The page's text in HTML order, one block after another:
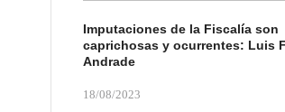
Imputaciones de la Fiscalía son
caprichosas y ocurrentes: Luis
Andrade
18/08/2023